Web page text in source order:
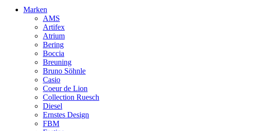
Marken
AMS
Artifex
Atrium
Bering
Boccia
Breuning
Bruno Söhnle
Casio
Coeur de Lion
Collection Ruesch
Diesel
Ernstes Design
FBM